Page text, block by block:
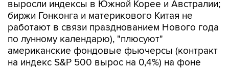
работают в связи празднованием Нового года
по лунному календарю), "плюсуют"
американские фондовые фьючерсы (контракт
на индекс S&P 500 вырос на 0,4%) на фоне
оптимизма по поводу перспектив
восстановления мировой экономики.